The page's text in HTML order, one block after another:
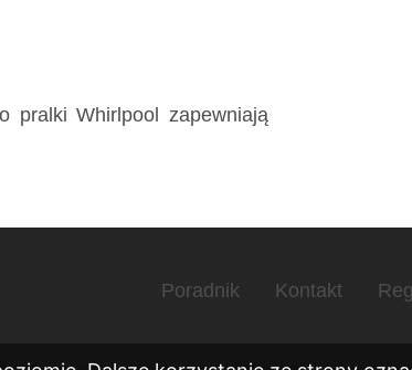
pralki Whirlpool zapewniają
Poradnik Kontakt